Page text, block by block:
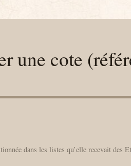
une cote
dans les listes qu’elle recevait des